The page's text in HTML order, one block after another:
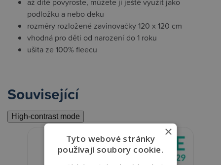
podložku a nebo deku
rozměry rozložené zavinovačky 120 x 120 cm
vhodná pro děti od narození do 1 roku
ušita ze 100% fleecu
Související
High-contrast mode
×
Tyto webové stránky
používají soubory cookie.